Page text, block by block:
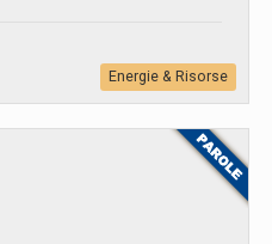
Energie & Risorse